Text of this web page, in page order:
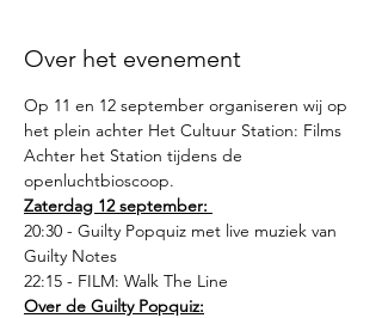
Over het evenement
Op 11 en 12 september organiseren wij op
het plein achter Het Cultuur Station: Films
Achter het Station tijdens de
openluchtbioscoop.
Zaterdag 12 september:
20:30 - Guilty Popquiz met live muziek van
Guilty Notes
22:15 - FILM: Walk The Line
Over de Guilty Popquiz: